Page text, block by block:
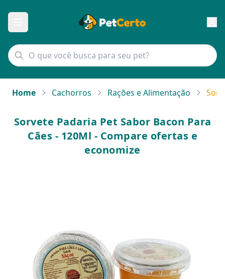
Home Cachorros Rações e Alimentação
Sorvete Padaria Pet Sabor Bacon Para
Cães - 120Ml - Compare ofertas e
economize